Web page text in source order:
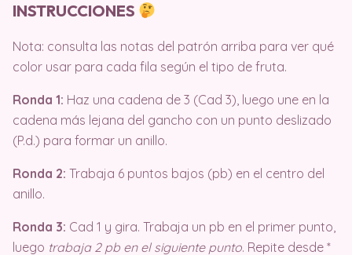
INSTRUCCIONES
Nota: consulta las notas del patrón arriba para ver qué
color usar para cada fila según el tipo de fruta.
Ronda 1: Haz una cadena de 3 (Cad 3), luego une en la
cadena más lejana del gancho con un punto deslizado
(P.d.) para formar un anillo.
Ronda 2: Trabaja 6 puntos bajos (pb) en el centro del
anillo.
Ronda 3: Cad 1 y gira. Trabaja un pb en el primer punto,
luego trabaja 2 pb en el siguiente punto. Repite desde *